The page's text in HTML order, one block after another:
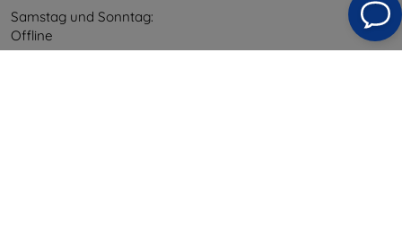
Samstag und Sonntag:
Offline